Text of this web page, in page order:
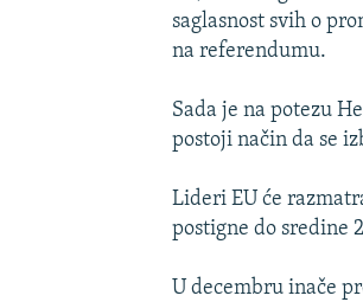
saglasnost svih o
na referendumu.
Sada je na potezu
postoji način da se
Lideri EU će
postigne do sredine
U decembru inače